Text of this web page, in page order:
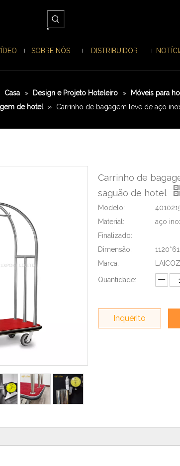
SOBRE NÓS DISTRIBUIDOR
Casa » Design e Projeto Hoteleiro » Móveis para
de hotel
» Carrinho de bagagem leve de aço
Carrinho de
saguão de hotel
Modelo:
Material:
aço
Finalizado:
Dimensão:
Marca:
Quantidade:
Inquérito